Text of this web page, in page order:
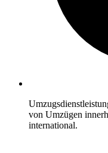
von Umzügen
international.